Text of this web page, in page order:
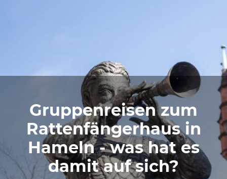
Gruppenreisen zum
Rattenfängerhaus in
Hameln - was hat es
damit auf sich?